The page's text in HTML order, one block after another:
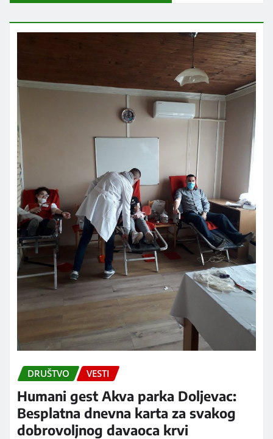
DRUŠTVO VESTI
Humani gest Akva parka Doljevac:
Besplatna dnevna karta za svakog
dobrovoljnog davaoca krvi